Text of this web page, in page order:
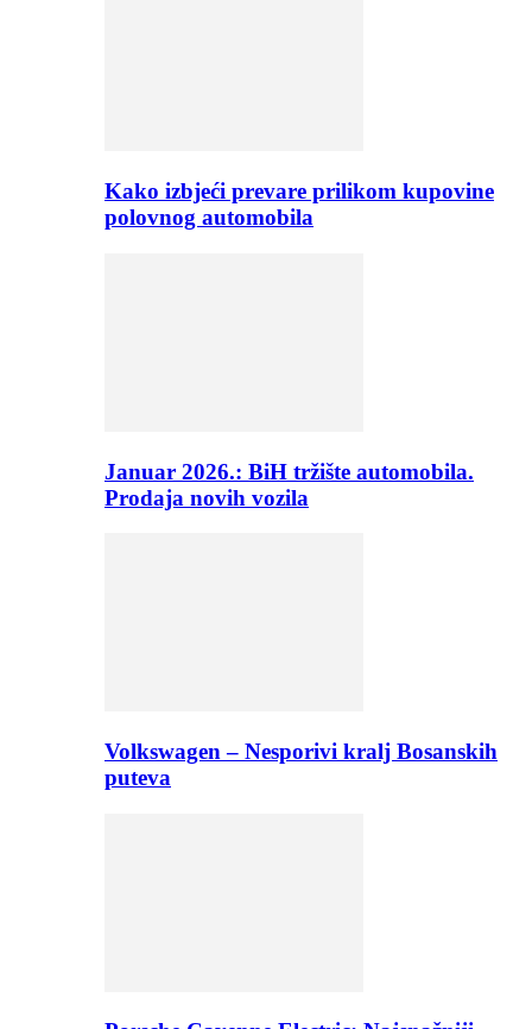
Kako izbjeći prevare prilikom kupovine
polovnog automobila
Januar 2026.: BiH tržište automobila.
Prodaja novih vozila
Volkswagen – Nesporivi kralj Bosanskih
puteva